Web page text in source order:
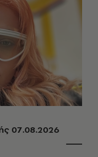
07.08.2026